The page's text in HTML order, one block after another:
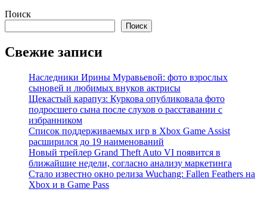
Поиск
Поиск
Свежие записи
Наследники Ирины Муравьевой: фото взрослых
сыновей и любимых внуков актрисы
Щекастый карапуз: Куркова опубликовала фото
подросшего сына после слухов о расставании с
избранником
Список поддерживаемых игр в Xbox Game Assist
расширился до 19 наименований
Новый трейлер Grand Theft Auto VI появится в
ближайшие недели, согласно анализу маркетинга
Стало известно окно релиза Wuchang: Fallen Feathers на
Xbox и в Game Pass